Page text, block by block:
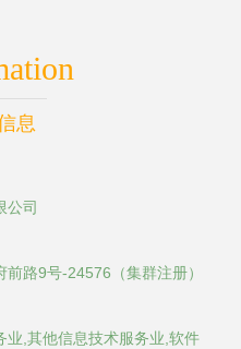
息
公司
路9号-24576（集群注册）
业,其他信息技术服务业,软件